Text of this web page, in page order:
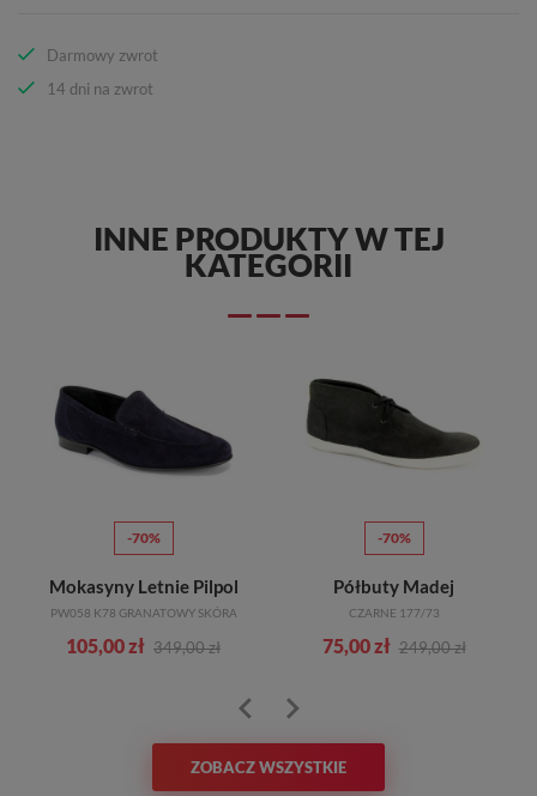
Darmowy zwrot
14 dni na zwrot
INNE PRODUKTY W TEJ
KATEGORII
-70%
Mokasyny Letnie Pilpol
PW058 K78 GRANATOWY SKÓRA
105,00 zł 349,00 zł
-70%
Półbuty Madej
CZARNE 177/73
75,00 zł 249,00 zł
ZOBACZ WSZYSTKIE